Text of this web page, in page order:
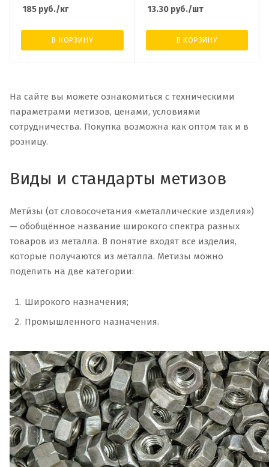
185 руб./кг
В КОРЗИНУ
13.30руб./шт
В КОРЗИНУ
На сайте вы можете ознакомиться с техническими
параметрами метизов, ценами, условиями
сотрудничества. Покупка возможна как оптом так и в
розницу.
Виды и стандарты метизов
Мети́зы (от словосочетания «металлические изделия»)
— обобщённое название широкого спектра разных
товаров из металла. В понятие входят все изделия,
которые получаются из металла. Метизы можно
поделить на две категории:
Широкого назначения;
Промышленного назначения.